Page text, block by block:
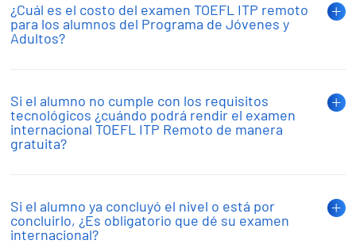
¿Cuál es el costo del examen TOEFL ITP remoto
para los alumnos del Programa de Jóvenes y
Adultos?
Si el alumno no cumple con los requisitos
tecnológicos ¿cuándo podrá rendir el examen
internacional TOEFL ITP Remoto de manera
gratuita?
Si el alumno ya concluyó el nivel o está por
concluirlo, ¿Es obligatorio que dé su examen
internacional?